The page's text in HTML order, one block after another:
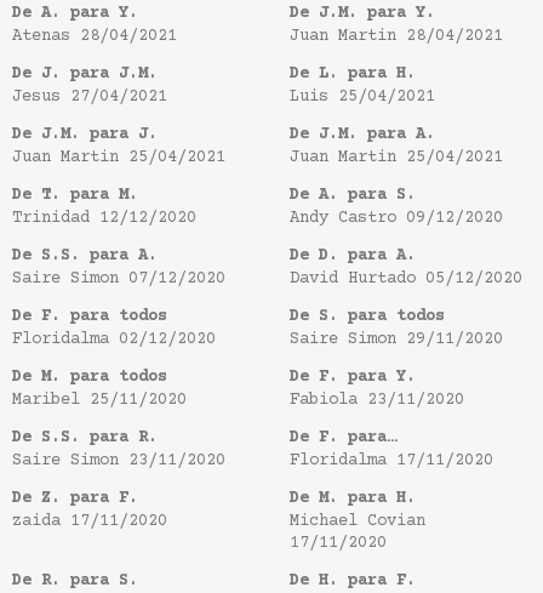
De A. para Y.
Atenas 28/04/2021
De J.M. para Y.
Juan Martin 28/04/2021
De J. para J.M.
Jesus 27/04/2021
De L. para H.
Luis 25/04/2021
De J.M. para J.
Juan Martin 25/04/2021
De J.M. para A.
Juan Martin 25/04/2021
De T. para M.
Trinidad 12/12/2020
De A. para S.
Andy Castro 09/12/2020
De S.S. para A.
Saire Simon 07/12/2020
De D. para A.
David Hurtado 05/12/2020
De F. para todos
Floridalma 02/12/2020
De S. para todos
Saire Simon 29/11/2020
De M. para todos
Maribel 25/11/2020
De F. para Y.
Fabiola 23/11/2020
De S.S. para R.
Saire Simon 23/11/2020
De F. para…
Floridalma 17/11/2020
De Z. para F.
zaida 17/11/2020
De M. para H.
Michael Covian
17/11/2020
De R. para S.
De H. para F.